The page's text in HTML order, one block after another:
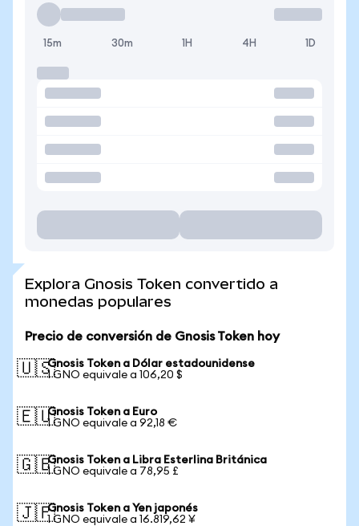
15m 30m 1H 4H 1D
Explora Gnosis Token convertido a
monedas populares
Precio de conversión de Gnosis Token hoy
🇺🇸Gnosis Token a Dólar estadounidense
1 GNO equivale a 106,20 $
🇪🇺Gnosis Token a Euro
1 GNO equivale a 92,18 €
🇬🇧Gnosis Token a Libra Esterlina Británica
1 GNO equivale a 78,95 £
🇯🇵Gnosis Token a Yen japonés
1 GNO equivale a 16.819,62 ¥